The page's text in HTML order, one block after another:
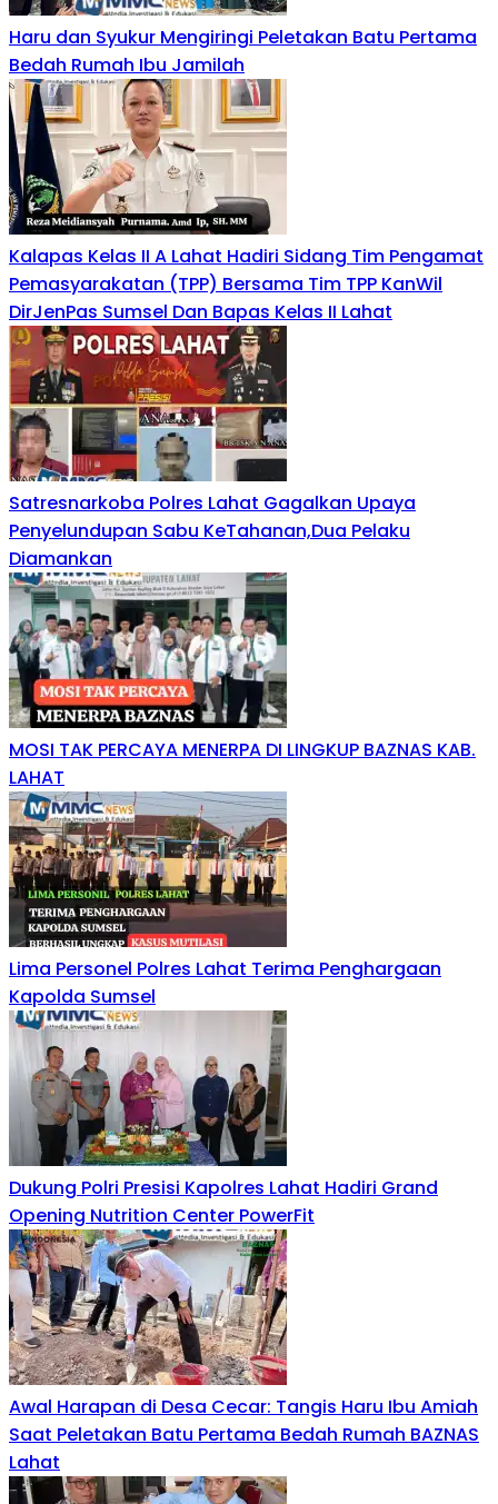
Haru dan Syukur Mengiringi Peletakan Batu Pertama
Bedah Rumah Ibu Jamilah
Kalapas Kelas II A Lahat Hadiri Sidang Tim Pengamat
Pemasyarakatan (TPP) Bersama Tim TPP KanWil
DirJenPas Sumsel Dan Bapas Kelas II Lahat
Satresnarkoba Polres Lahat Gagalkan Upaya
Penyelundupan Sabu KeTahanan,Dua Pelaku
Diamankan
MOSI TAK PERCAYA MENERPA DI LINGKUP BAZNAS KAB.
LAHAT
Lima Personel Polres Lahat Terima Penghargaan
Kapolda Sumsel
Dukung Polri Presisi Kapolres Lahat Hadiri Grand
Opening Nutrition Center PowerFit
Awal Harapan di Desa Cecar: Tangis Haru Ibu Amiah
Saat Peletakan Batu Pertama Bedah Rumah BAZNAS
Lahat